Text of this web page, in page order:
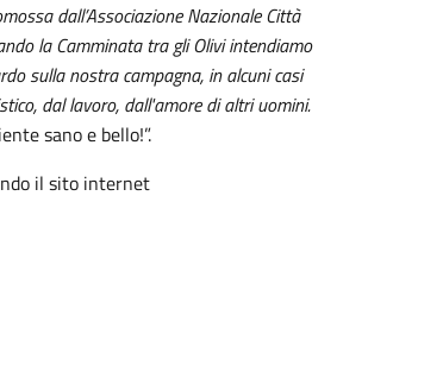
dall’Associazione Nazionale Città
la Camminata tra gli Olivi intendiamo
sulla nostra campagna, in alcuni casi
dal lavoro, dall'amore di altri uomini.
sano e bello!”.
il sito internet